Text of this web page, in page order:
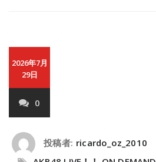
2026年7月
29日
0
投稿者: ricardo_oz_2010